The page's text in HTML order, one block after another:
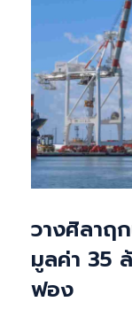
วางศิลาฤ
มูลค่า 35
ฟอง